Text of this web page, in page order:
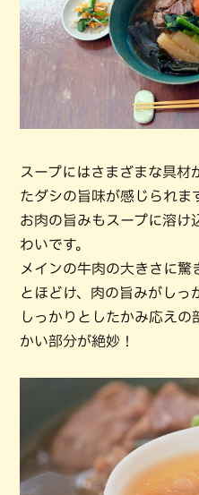
スープにはさまざまな具材
たダシの旨味が感じられま
お肉の旨みもスープに溶け
わいです。
メインの牛肉の大きさに驚
とほどけ、肉の旨みがしっ
しっかりとしたかみ応え
かい部分が絶妙！